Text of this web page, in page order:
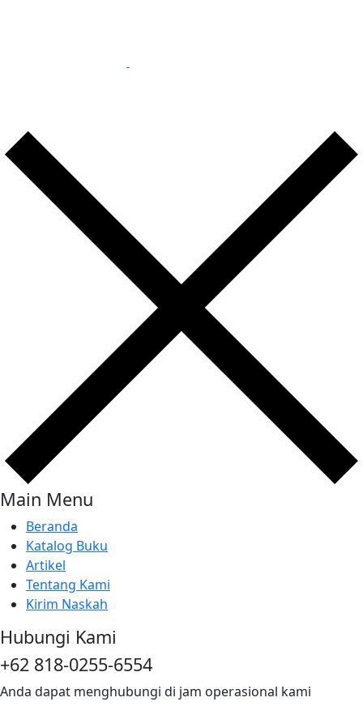
Main Menu
Beranda
Katalog Buku
Artikel
Tentang Kami
Kirim Naskah
Hubungi Kami
+62 818-0255-6554
Anda dapat menghubungi di jam operasional kami